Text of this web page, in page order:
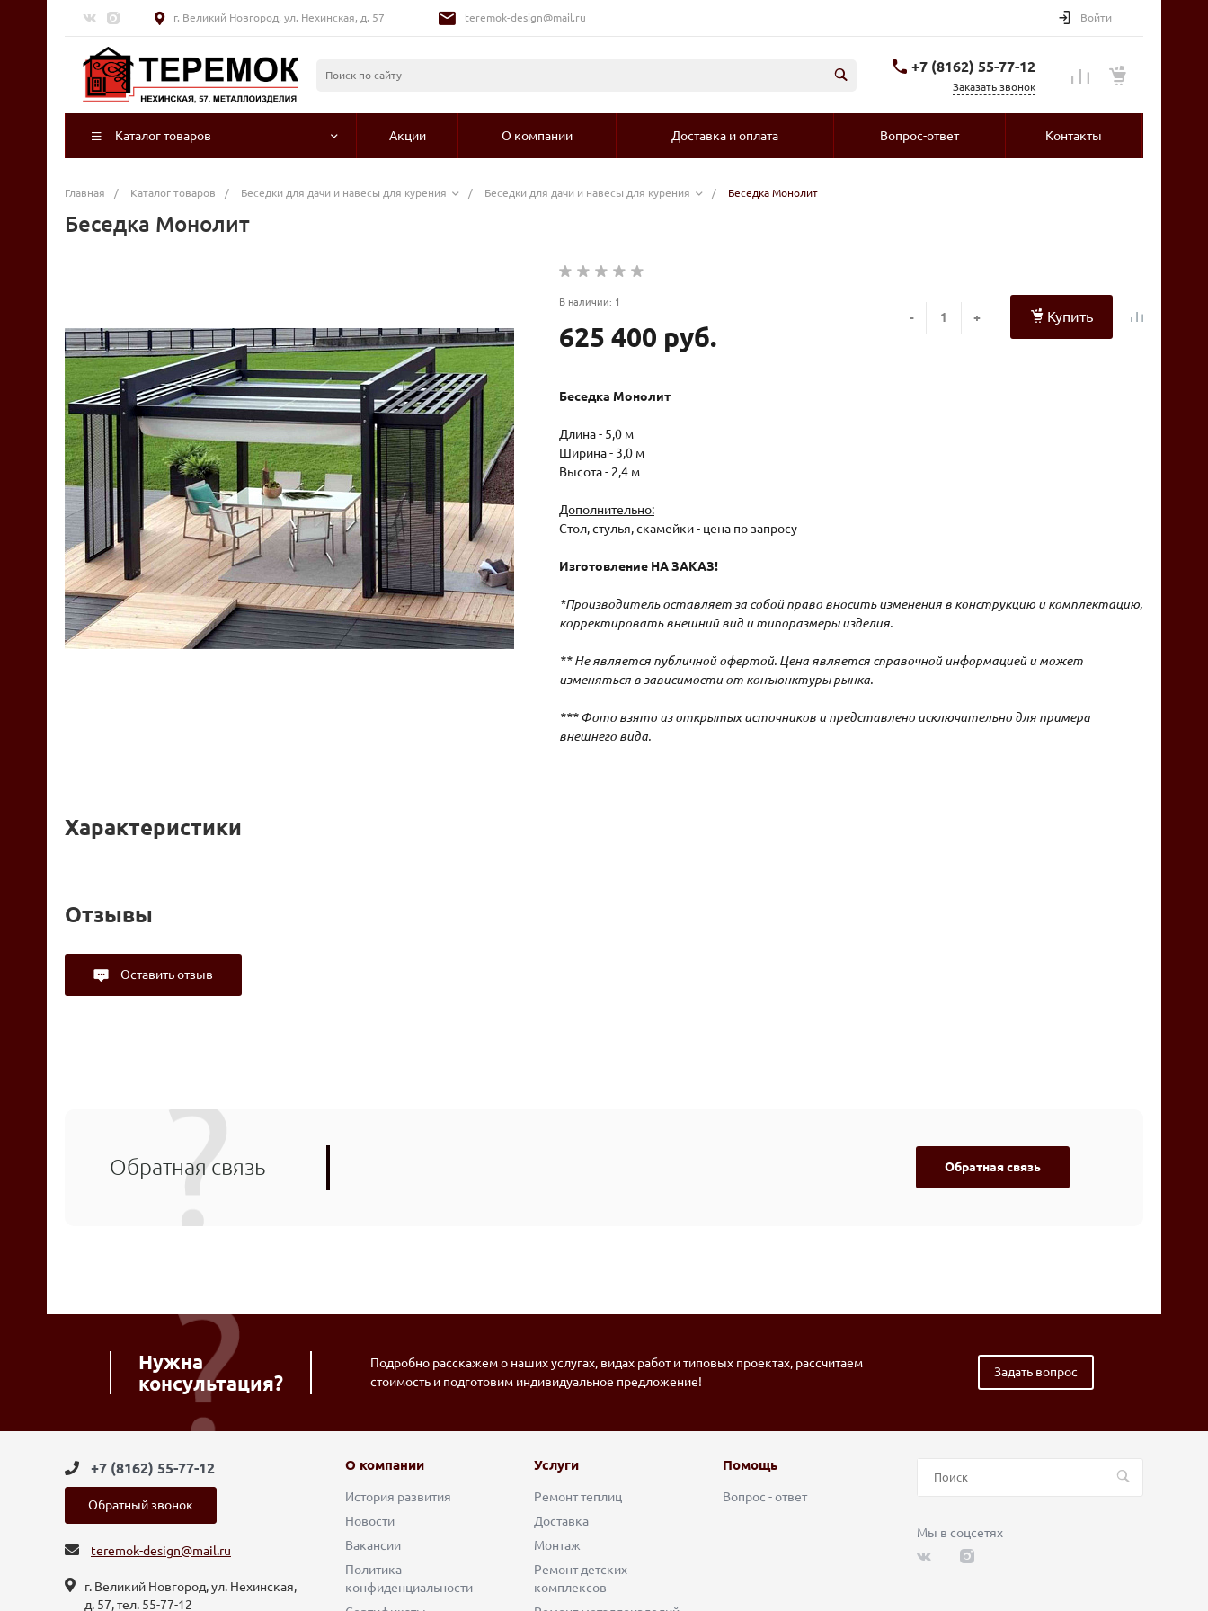
г. Великий Новгород, ул. Нехинская, д. 57 teremok-design@mail.ru Войти
+7 (8162) 55-77-12
Заказать звонок
Каталог товаров Акции О компании Доставка и оплата Вопрос-ответ Контакты
Главная / Каталог товаров / Беседки для дачи и навесы для курения / Беседки для дачи и навесы для курения / Беседка Монолит
Беседка Монолит
В наличии: 1
625 400 руб.
- + Купить
Беседка Монолит
Длина - 5,0 м
Ширина - 3,0 м
Высота - 2,4 м
Дополнительно:
Стол, стулья, скамейки - цена по запросу
Изготовление НА ЗАКАЗ!
*Производитель оставляет за собой право вносить изменения в конструкцию и комплектацию,
корректировать внешний вид и типоразмеры изделия.
** Не является публичной офертой. Цена является справочной информацией и может
изменяться в зависимости от конъюнктуры рынка.
*** Фото взято из открытых источников и представлено исключительно для примера
внешнего вида.
Характеристики
Отзывы
Оставить отзыв
Обратная связь Обратная связь
Нужна
консультация?
Подробно расскажем о наших услугах, видах работ и типовых проектах, рассчитаем
стоимость и подготовим индивидуальное предложение!
Задать вопрос
+7 (8162) 55-77-12
Обратный звонок
teremok-design@mail.ru
г. Великий Новгород, ул. Нехинская,
д. 57, тел. 55-77-12
О компании
История развития
Новости
Вакансии
Политика
конфиденциальности
Услуги
Ремонт теплиц
Доставка
Монтаж
Ремонт детских
комплексов
Помощь
Вопрос - ответ
Мы в соцсетях